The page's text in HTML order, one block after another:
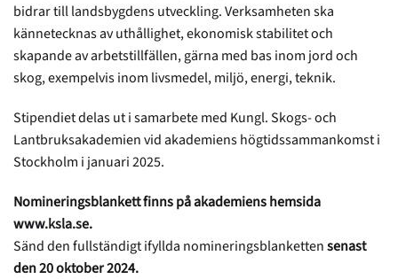
bidrar till landsbygdens utveckling. Verksam­heten ska
kännetecknas av uthållighet, ekonomisk stabilitet och
skapande av ­arbetstillfällen, gärna med bas inom jord och
skog, exempelvis inom livsmedel, miljö, energi, teknik.
Stipendiet delas ut i samarbete med Kungl. Skogs- och
Lantbruksakademien vid akademiens högtidssammankomst i
Stockholm i januari 2025.
Nomineringsblankett finns på akademiens hemsida
www.ksla.se.
Sänd den fullständigt ifyllda nomineringsblankettensenast
den 20 oktober 2024.